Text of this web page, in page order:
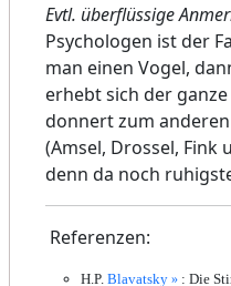
Evtl. überflüssige
Psychologen ist der
man einen Vogel,
erhebt sich der
donnert zum
(Amsel, Drossel, Fink
denn da noch
Referenzen:
H.P. Blavatsky : Die